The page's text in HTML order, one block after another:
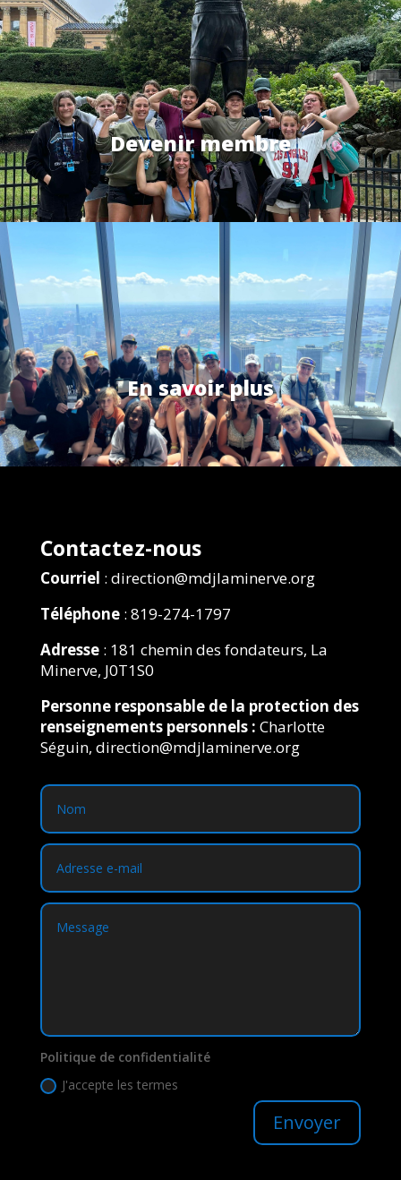
Devenir membre
En savoir plus
Contactez-nous
Courriel : direction@mdjlaminerve.org
Téléphone: 819-274-1797
Adresse: 181 chemin des fondateurs, La
Minerve, J0T1S0
Personne responsable de la protection des
renseignements personnels : Charlotte
Séguin, direction@mdjlaminerve.org
Politique de confidentialité
J'accepte les termes
Envoyer